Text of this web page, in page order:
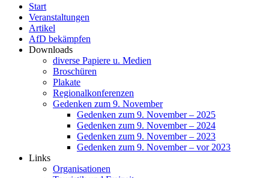
Start
Veranstaltungen
Artikel
AfD bekämpfen
Downloads
diverse Papiere u. Medien
Broschüren
Plakate
Regionalkonferenzen
Gedenken zum 9. November
Gedenken zum 9. November – 2025
Gedenken zum 9. November – 2024
Gedenken zum 9. November – 2023
Gedenken zum 9. November – vor 2023
Links
Organisationen